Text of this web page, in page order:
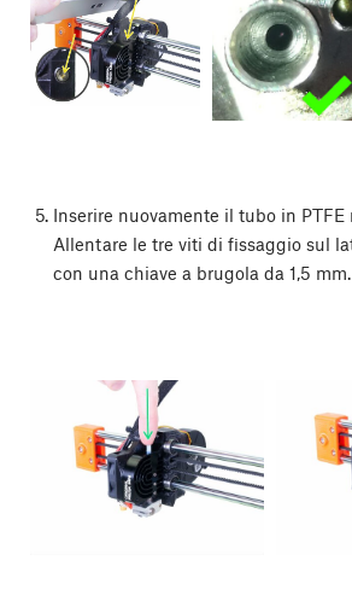
Inserire nuovamente il tubo in PTFE
Allentare le tre viti di fissaggio sul
con una chiave a brugola da 1,5 mm.